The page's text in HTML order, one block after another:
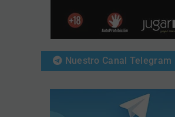
Nuestro Canal Telegram